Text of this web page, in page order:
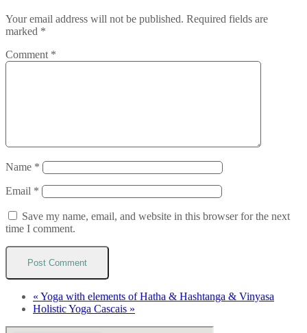
Your email address will not be published. Required fields are
marked *
Comment *
Name *
Email *
Save my name, email, and website in this browser for the next
time I comment.
« Yoga with elements of Hatha & Hashtanga & Vinyasa
Holistic Yoga Cascais »